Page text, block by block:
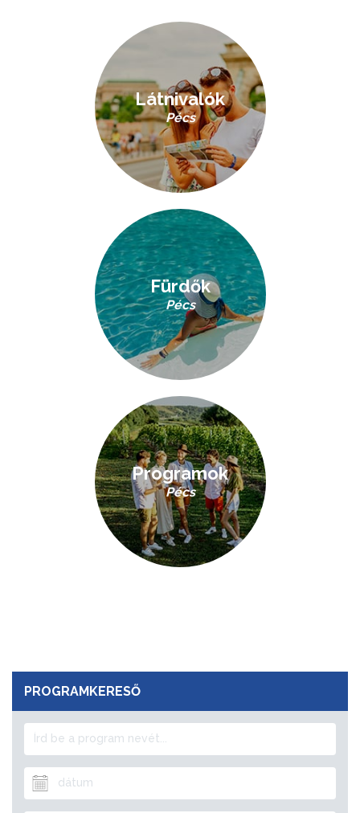
Látnivalók
Pécs
Fürdők
Pécs
Programok
Pécs
PROGRAMKERESŐ